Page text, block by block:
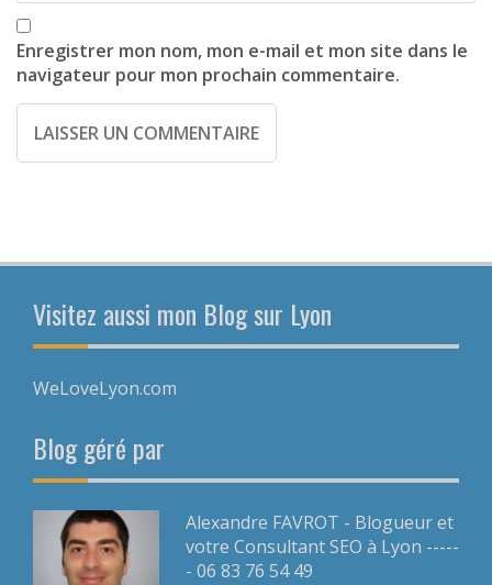
Enregistrer mon nom, mon e-mail et mon site dans le
navigateur pour mon prochain commentaire.
Visitez aussi mon Blog sur Lyon
WeLoveLyon.com
Blog géré par
Alexandre FAVROT - Blogueur et
votre Consultant SEO à Lyon -----
- 06 83 76 54 49